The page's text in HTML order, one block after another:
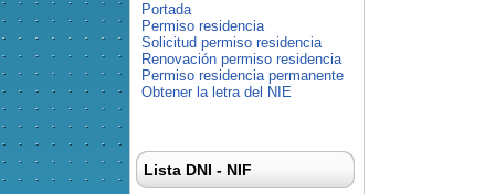
Portada
Permiso residencia
Solicitud permiso residencia
Renovación permiso residencia
Permiso residencia permanente
Obtener la letra del NIE
Lista DNI - NIF